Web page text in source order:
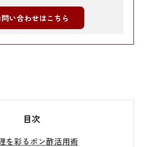
問い合わせはこちら
目次
を彩るポン酢活用術